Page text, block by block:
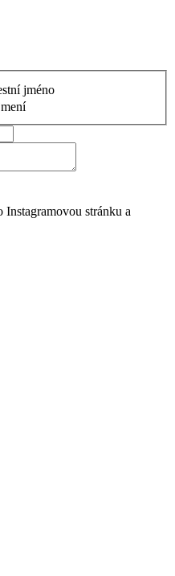
jméno
stránku a